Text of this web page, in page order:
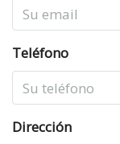
Teléfono
Dirección